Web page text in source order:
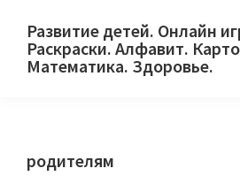
primary
main
primary
Развитие детей. Онлайн
Раскраски. Алфавит.
Математика. Здоровье.
и
родителям